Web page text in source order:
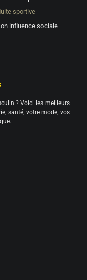
sportive
influence sociale
? Voici les meilleurs
santé, votre mode, vos